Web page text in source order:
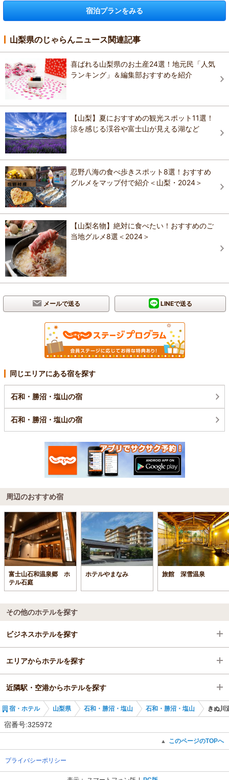
宿泊プランをみる
山梨県のじゃらんニュース関連記事
喜ばれる山梨県のお土産24選！地元民「人気
ランキング」＆編集部おすすめを紹介
【山梨】夏におすすめの観光スポット11選！
涼を感じる渓谷や富士山が見える湖など
忍野八海の食べ歩きスポット8選！おすすめ
グルメをマップ付で紹介＜山梨・2024＞
【山梨名物】絶対に食べたい！おすすめのご
当地グルメ8選＜2024＞
メールで送る LINEで送る
同じエリアにある宿を探す
石和・勝沼・塩山の宿
石和・勝沼・塩山の宿
周辺のおすすめ宿
富士山石和温泉郷 ホ
テル石庭
ホテルやまなみ 旅館 深雪温泉
その他のホテルを探す
ビジネスホテルを探す
山梨県
石和・勝沼・塩山
春日居町駅
エリアからホテルを探す
山梨県
石和・勝沼・塩山
近隣駅・空港からホテルを探す
春日居町駅
宿・ホテル 山梨県 石和・勝沼・塩山 石和・勝沼・塩山 きぬ川
宿番号:325972
▲ このページのTOPへ
プライバシーポリシー